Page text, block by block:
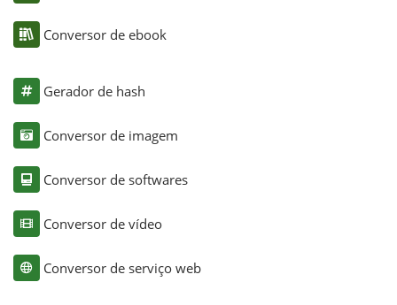
Conversor de ebook
Gerador de hash
Conversor de imagem
Conversor de softwares
Conversor de vídeo
Conversor de serviço web